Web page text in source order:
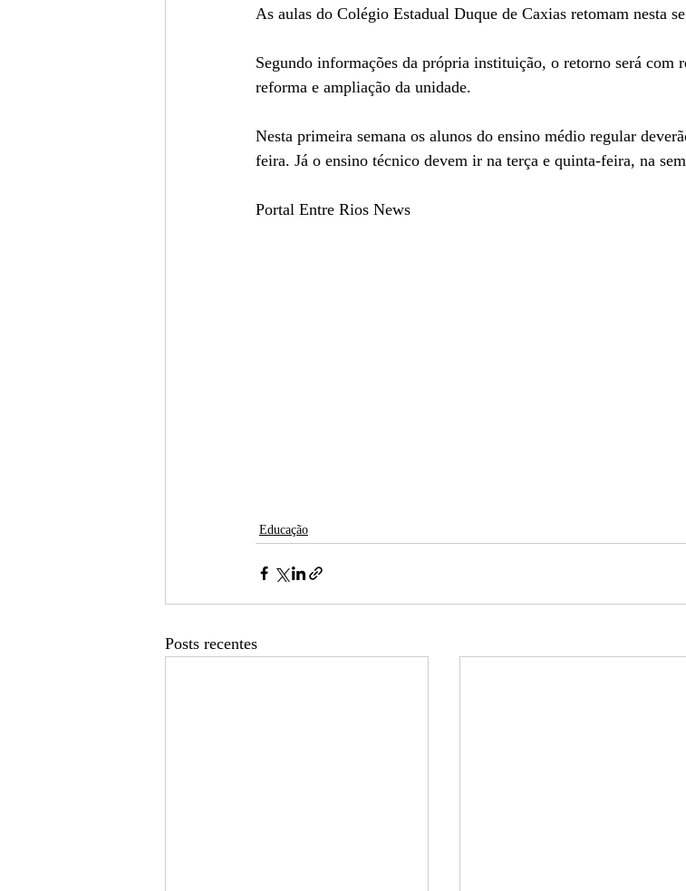
As aulas do Colégio Estadual Duque de Caxias retomam nesta
Segundo informações da própria instituição, o retorno será com
reforma e ampliação da unidade.
Nesta primeira semana os alunos do ensino médio regular
feira. Já o ensino técnico devem ir na terça e quinta-feira, na
Portal Entre Rios News
Educação
Posts recentes